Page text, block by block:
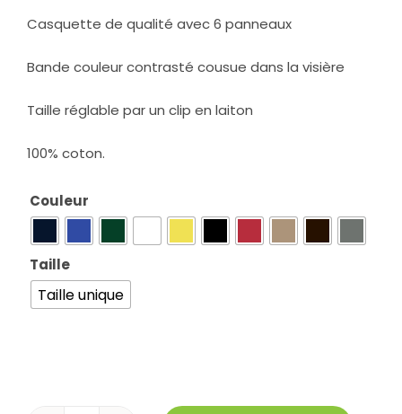
Casquette de qualité avec 6 panneaux
Bande couleur contrasté cousue dans la visière
Taille réglable par un clip en laiton
100% coton.
Couleur
Taille
Taille unique